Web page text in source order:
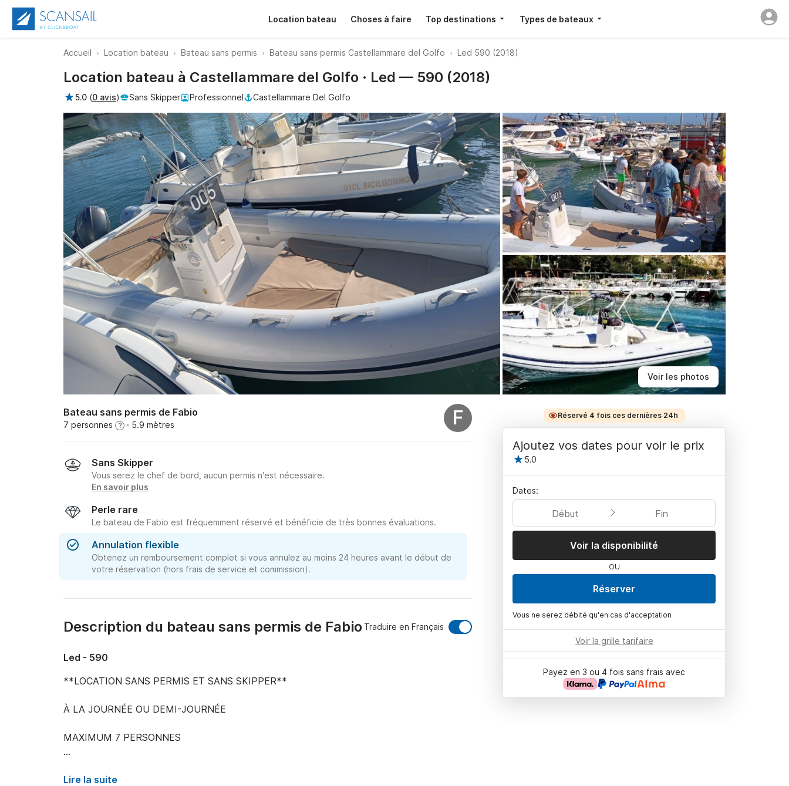
Location bateau Choses à faire Top destinations Types de bateaux
Accueil Location bateau Bateau sans permis Bateau sans permis Castellammare del Golfo Led 590 (2018)
Voir les photos
Location bateau à Castellammare del Golfo · Led — 590 (2018)
5.0 (0 avis) Sans Skipper Professionnel Castellammare Del Golfo
Bateau sans permis de Fabio
7 personnes ? · 5.9 mètres F
Sans Skipper
Vous serez le chef de bord, aucun permis n'est nécessaire.
En savoir plus
Perle rare
Le bateau de Fabio est fréquemment réservé et bénéficie de très bonnes évaluations.
Annulation flexible
Obtenez un remboursement complet si vous annulez au moins 24 heures avant le début de
votre réservation (hors frais de service et commission).
Description du bateau sans permis de Fabio Traduire en Français
Led - 590
**LOCATION SANS PERMIS ET SANS SKIPPER**
À LA JOURNÉE OU DEMI-JOURNÉE
MAXIMUM 7 PERSONNES
stéréo, prise USB, moteur 4 temps, double bain de soleil.
Lire la suite
Réservé 4 fois ces dernières 24h
Ajoutez vos dates pour voir le prix
5.0
Dates:
Début Fin
Voir la disponibilité
OU
Réserver
Vous ne serez débité qu'en cas d'acceptation
Voir la grille tarifaire
Payez en 3 ou 4 fois sans frais avec